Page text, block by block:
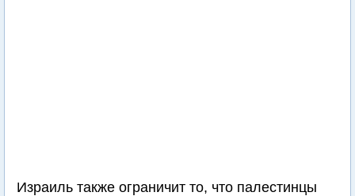
Израиль также ограничит то, что палестинцы